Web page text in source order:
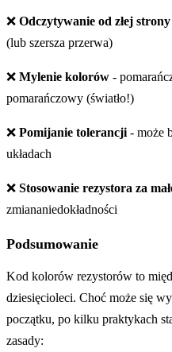
❌ Odczytywanie od złej strony
(lub szersza przerwa)
❌ Mylenie kolorów -
pomarańczowy (światło!)
❌ Pomijanie tolerancji - może
układach
❌ Stosowanie rezystora za
zmiananiedokładności
Podsumowanie
Kod kolorów rezystorów to
dziesięcioleci. Choć może się
początku, po kilku praktykach
zasady: